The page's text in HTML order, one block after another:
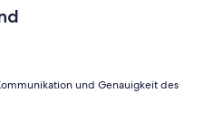
und Genauigkeit des